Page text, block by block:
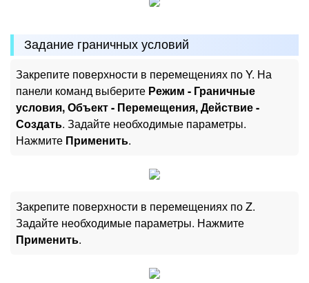
Задание граничных условий
Закрепите поверхности в перемещениях по Y. На
панели команд выберите Режим - Граничные
условия, Объект - Перемещения, Действие -
Создать. Задайте необходимые параметры.
Нажмите Применить.
Закрепите поверхности в перемещениях по Z.
Задайте необходимые параметры. Нажмите
Применить.